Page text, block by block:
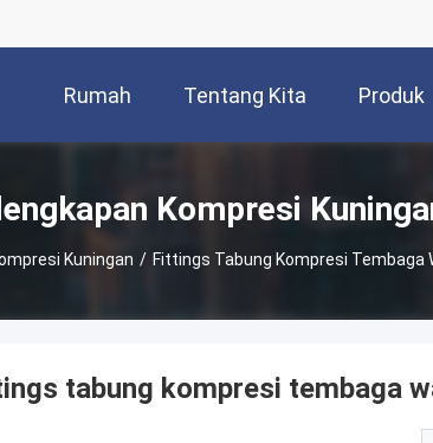
Rumah Tentang Kita Produk
Kompresi
Kuningan / Fittings Tabung Kompresi Tembaga
tabung kompresi tembaga